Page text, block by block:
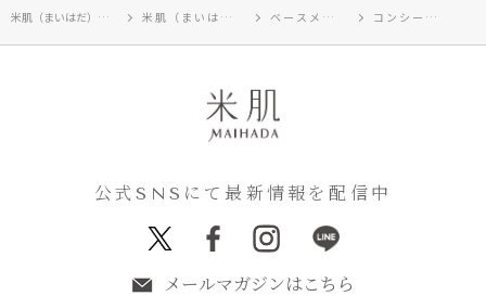
米肌（まいはだ）TOP 米肌（まいはだ） ベースメイク コンシーラー
公式SNSにて最新情報を配信中
メールマガジンはこちら